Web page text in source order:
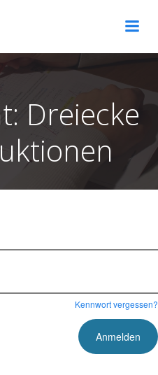
Dreiecke
Kennwort vergessen?